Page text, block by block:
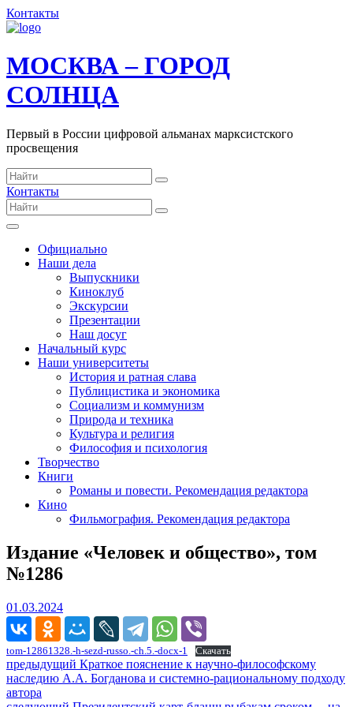
Контакты
МОСКВА – ГОРОД
СОЛНЦА
Первый в России цифровой альманах марксистского
просвещения
Контакты
Официально
Наши дела
Выпускники
Киноклуб
Экскурсии
Презентации
Наш досуг
Начальный курс
Наши университеты
История и ратная слава
Публицистика и экономика
Социализм и коммунизм
Природа и техника
Культура и религия
Философия и психология
Творчество
Книги
Романы и повести. Рекомендация редактора
Кино
Фильмография. Рекомендация редактора
Издание «Человек и общество», том
№1286
01.03.202401.03.2024
tom-12861328.-h-sezd-russo.-ch.5.-docx-1 Скачать
Навигация
по
предыдущий Предыдущий
пост:
Краткое пояснение к научно-философскому
наследию А.А. Богданова и системно-рациональному подходу
автора